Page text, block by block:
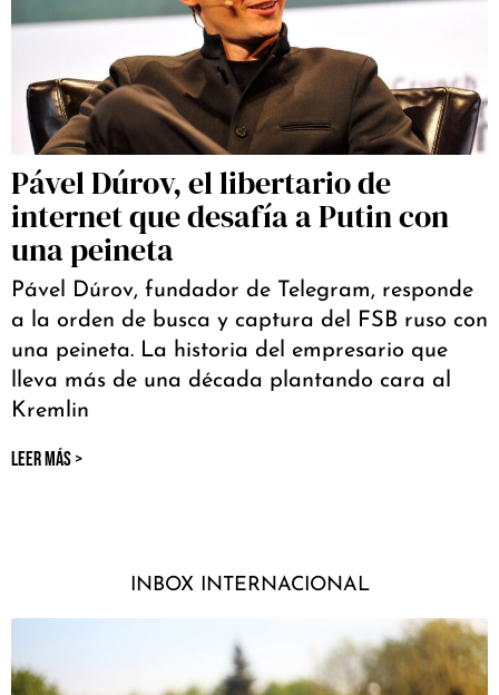
Pável Dúrov, el libertario de
internet que desafía a Putin con
una peineta
Pável Dúrov, fundador de Telegram, responde
a la orden de busca y captura del FSB ruso con
una peineta. La historia del empresario que
lleva más de una década plantando cara al
Kremlin
LEER MÁS >
INBOX INTERNACIONAL